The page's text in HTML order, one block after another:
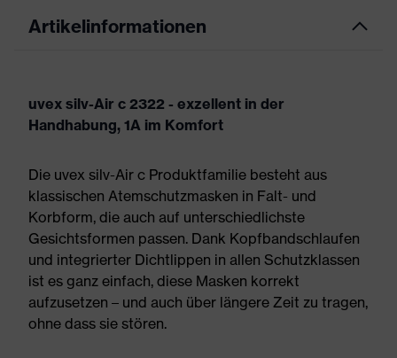
Artikelinformationen
uvex silv-Air c 2322 - exzellent in der
Handhabung, 1A im Komfort
Die uvex silv-Air c Produktfamilie besteht aus
klassischen Atemschutzmasken in Falt- und
Korbform, die auch auf unterschiedlichste
Gesichtsformen passen. Dank Kopfbandschlaufen
und integrierter Dichtlippen in allen Schutzklassen
ist es ganz einfach, diese Masken korrekt
aufzusetzen – und auch über längere Zeit zu tragen,
ohne dass sie stören.